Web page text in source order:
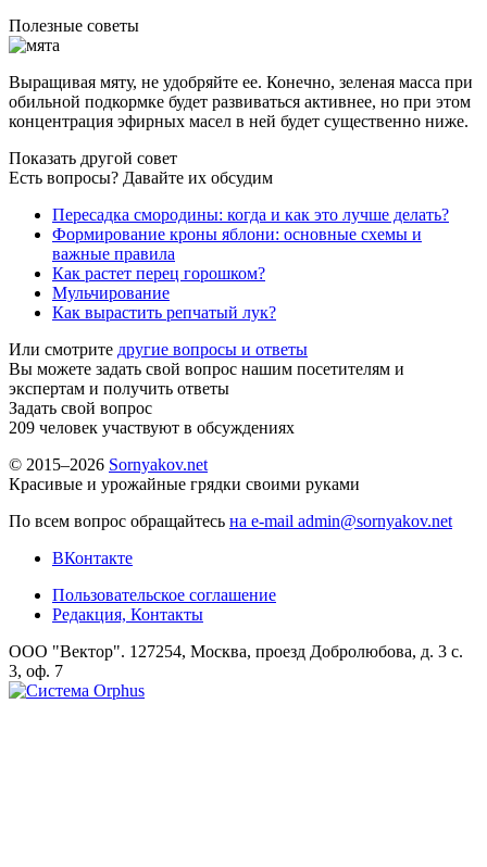
Полезные советы
Выращивая мяту, не удобряйте ее. Конечно, зеленая масса при
обильной подкормке будет развиваться активнее, но при этом
концентрация эфирных масел в ней будет существенно ниже.
Показать другой совет
Есть вопросы? Давайте их обсудим
Пересадка смородины: когда и как это лучше делать?
Формирование кроны яблони: основные схемы и
важные правила
Как растет перец горошком?
Мульчирование
Как вырастить репчатый лук?
Или смотрите другие вопросы и ответы
Вы можете задать свой вопрос нашим посетителям и
экспертам и получить ответы
Задать свой вопрос
209 человек участвуют в обсуждениях
© 2015–2026 Sornyakov.net
Красивые и урожайные грядки своими руками
По всем вопрос обращайтесь на e-mail admin@sornyakov.net
ВКонтакте
Пользовательское соглашение
Редакция, Контакты
ООО "Вектор". 127254, Москва, проезд Добролюбова, д. 3 с.
3, оф. 7